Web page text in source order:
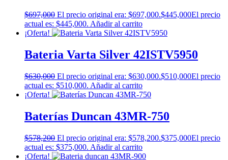
$697,000 El precio original era: $697,000.$445,000El precio
actual es: $445,000. Añadir al carrito
¡Oferta!
Bateria Varta Silver 42ISTV5950
$630,000 El precio original era: $630,000.$510,000El precio
actual es: $510,000. Añadir al carrito
¡Oferta!
Baterías Duncan 43MR-750
$578,200 El precio original era: $578,200.$375,000El precio
actual es: $375,000. Añadir al carrito
¡Oferta!